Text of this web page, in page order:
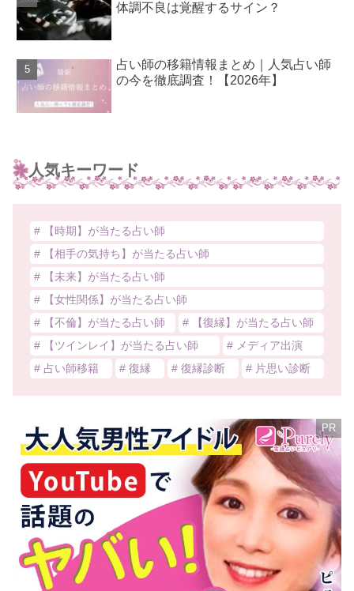
体調不良は覚醒するサイン？
占い師の移籍情報まとめ｜人気占い師
の今を徹底調査！【2026年】
人気キーワード
# 【時期】が当たる占い師
# 【相手の気持ち】が当たる占い師
# 【未来】が当たる占い師
# 【女性関係】が当たる占い師
# 【不倫】が当たる占い師
# 【復縁】が当たる占い師
# 【ツインレイ】が当たる占い師
# メディア出演
# 占い師移籍
# 復縁 # 復縁診断 # 片思い診断